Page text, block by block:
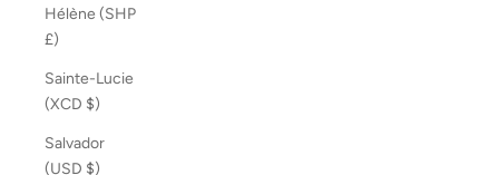
Hélène (SHP
£)
Sainte-Lucie
(XCD $)
Salvador
(USD $)